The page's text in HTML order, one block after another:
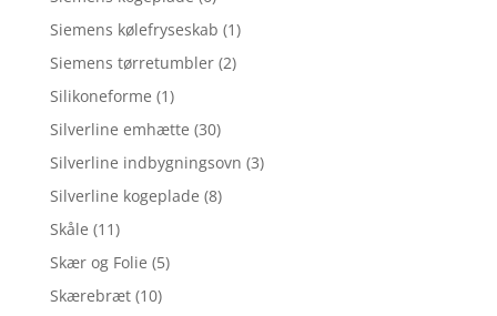
Siemens kølefryseskab (1)
Siemens tørretumbler (2)
Silikoneforme (1)
Silverline emhætte (30)
Silverline indbygningsovn (3)
Silverline kogeplade (8)
Skåle (11)
Skær og Folie (5)
Skærebræt (10)